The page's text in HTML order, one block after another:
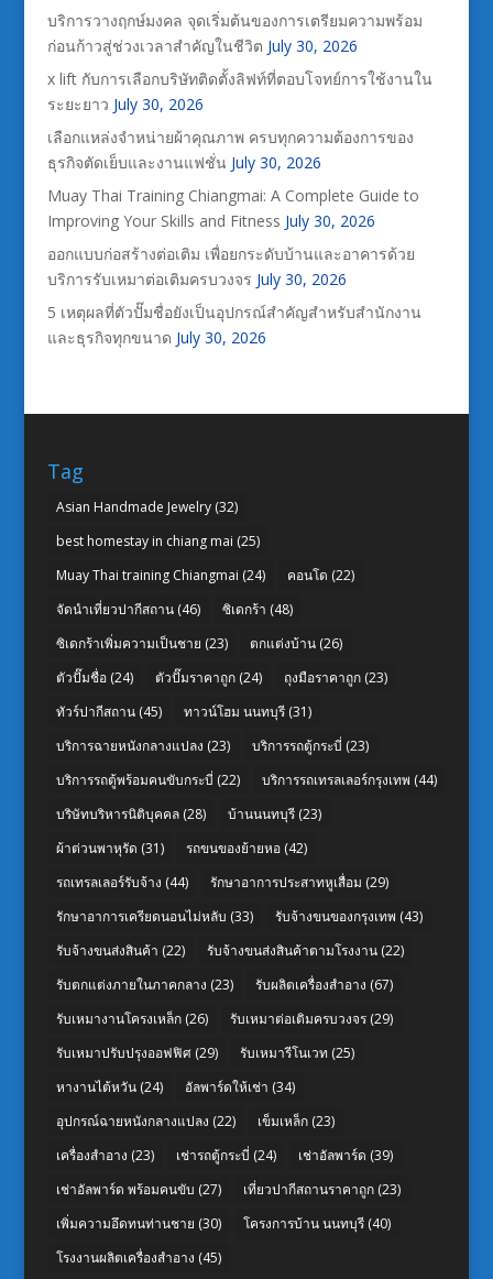
บริการวางฤกษ์มงคล จุดเริ่มต้นของการเตรียมความพร้อม
ก่อนก้าวสู่ช่วงเวลาสำคัญในชีวิต July 30, 2026
x lift กับการเลือกบริษัทติดตั้งลิฟท์ที่ตอบโจทย์การใช้งานใน
ระยะยาว July 30, 2026
เลือกแหล่งจำหน่ายผ้าคุณภาพ ครบทุกความต้องการของ
ธุรกิจตัดเย็บและงานแฟชั่น July 30, 2026
Muay Thai Training Chiangmai: A Complete Guide to
Improving Your Skills and Fitness July 30, 2026
ออกแบบก่อสร้างต่อเติม เพื่อยกระดับบ้านและอาคารด้วย
บริการรับเหมาต่อเติมครบวงจร July 30, 2026
5 เหตุผลที่ตัวปั๊มชื่อยังเป็นอุปกรณ์สำคัญสำหรับสำนักงาน
และธุรกิจทุกขนาด July 30, 2026
Tag
Asian Handmade Jewelry(32)
best homestay in chiang mai (25)
Muay Thai training Chiangmai (24) คอนโด (22)
จัดนำเที่ยวปากีสถาน(46) ซิเดกร้า (48)
ซิเดกร้าเพิ่มความเป็นชาย (23) ตกแต่งบ้าน(26)
ตัวปั๊มชื่อ(24) ตัวปั๊มราคาถูก(24) ถุงมือราคาถูก(23)
ทัวร์ปากีสถาน(45) ทาวน์โฮม นนทบุรี(31)
บริการฉายหนังกลางแปลง (23) บริการรถตู้กระบี่ (23)
บริการรถตู้พร้อมคนขับกระบี่ (22) บริการรถเทรลเลอร์กรุงเทพ (44)
บริษัทบริหารนิติบุคคล(28) บ้านนนทบุรี(23)
ผ้าต่วนพาหุรัด (31) รถขนของย้ายหอ(42)
รถเทรลเลอร์รับจ้าง (44) รักษาอาการประสาทหูเสื่อม (29)
รักษาอาการเครียดนอนไม่หลับ (33) รับจ้างขนของกรุงเทพ (43)
รับจ้างขนส่งสินค้า (22) รับจ้างขนส่งสินค้าตามโรงงาน(22)
รับตกแต่งภายในภาคกลาง (23) รับผลิตเครื่องสำอาง (67)
รับเหมางานโครงเหล็ก(26) รับเหมาต่อเติมครบวงจร(29)
รับเหมาปรับปรุงออฟฟิศ(29) รับเหมารีโนเวท (25)
หางานไต้หวัน(24) อัลพาร์ดให้เช่า (34)
อุปกรณ์ฉายหนังกลางแปลง (22) เข็มเหล็ก(23)
เครื่องสำอาง (23) เช่ารถตู้กระบี่ (24) เช่าอัลพาร์ด (39)
เช่าอัลพาร์ด พร้อมคนขับ (27) เที่ยวปากีสถานราคาถูก(23)
เพิ่มความอึดทนท่านชาย (30) โครงการบ้าน นนทบุรี(40)
โรงงานผลิตเครื่องสำอาง (45)